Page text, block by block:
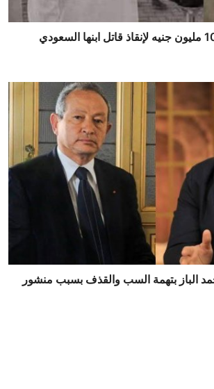
الباز بتهمة السب والقذف بسبب منشور